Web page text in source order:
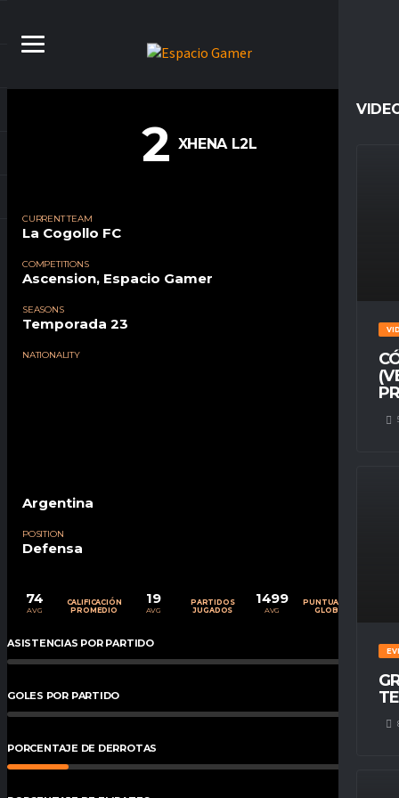
2 XHENA L2L
CURRENT TEAM
La Cogollo FC
COMPETITIONS
Ascension, Espacio Gamer
SEASONS
Temporada 23
NATIONALITY
Argentina
POSITION
Defensa
74
AVG
CALIFICACIÓN
PROMEDIO
19
AVG
PARTIDOS
JUGADOS
1499
AVG
PUNTUACIÓN
GLOBAL
ASISTENCIAS POR PARTIDO 0%
GOLES POR PARTIDO 0%
PORCENTAJE DE DERROTAS